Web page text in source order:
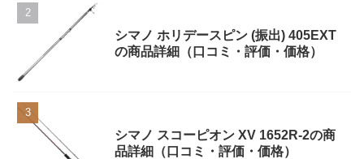
シマノ ホリデースピン (振出) 405EXT
の商品詳細（口コミ・評価・価格）
シマノ スコーピオン XV 1652R-2の商
品詳細（口コミ・評価・価格）